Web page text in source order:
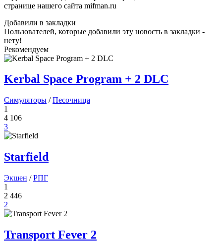
странице нашего сайта mifman.ru
Добавили в закладки
Пользователей, которые добавили эту новость в закладки -
нету!
Рекомендуем
Kerbal Space Program + 2 DLC
Симуляторы /Песочница
1
4 106
3
Starfield
Экшен /РПГ
1
2 446
2
Transport Fever 2